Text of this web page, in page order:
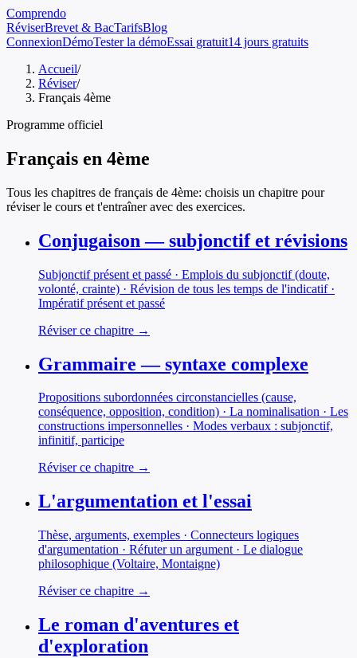
Comprendo
RéviserBrevet & BacTarifsBlog
ConnexionDémoTester la démoEssai gratuit14 jours gratuits
Accueil/
Réviser/
Français 4ème
Programme officiel
Français en 4ème
Tous les chapitres de français de 4ème: choisis un chapitre pour
réviser le cours et t'entraîner avec des exercices.
Conjugaison — subjonctif et révisions
Subjonctif présent et passé · Emplois du subjonctif (doute,
volonté, crainte) · Révision de tous les temps de l'indicatif ·
Impératif présent et passé
Réviser ce chapitre →
Grammaire — syntaxe complexe
Propositions subordonnées circonstancielles (cause,
conséquence, opposition, condition) · La nominalisation · Les
constructions impersonnelles · Modes verbaux : subjonctif,
infinitif, participe
Réviser ce chapitre →
L'argumentation et l'essai
Thèse, arguments, exemples · Connecteurs logiques
d'argumentation · Réfuter un argument · Le dialogue
philosophique (Voltaire, Montaigne)
Réviser ce chapitre →
Le roman d'aventures et
d'exploration